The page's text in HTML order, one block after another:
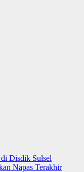
Disdik Sulsel
Napas Terakhir